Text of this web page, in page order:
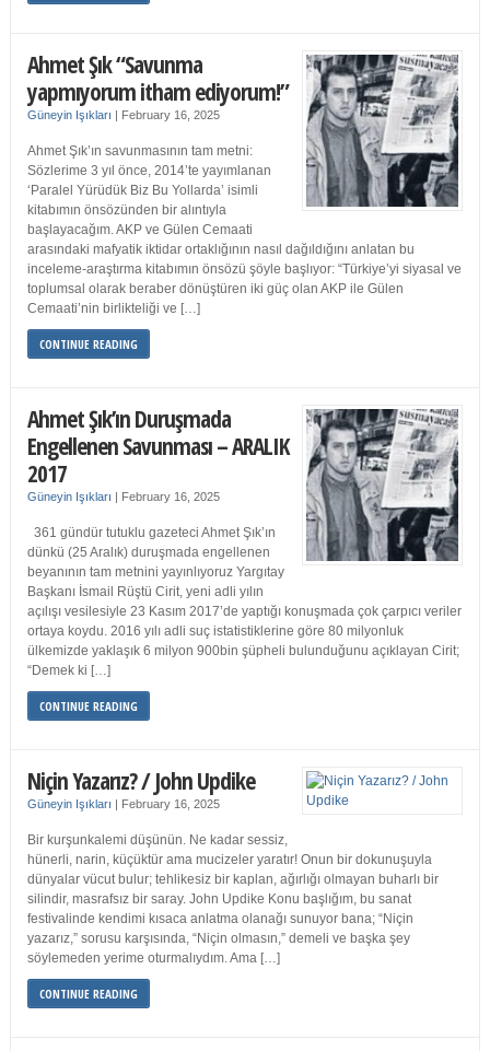
Ahmet Şık “Savunma
yapmıyorum itham ediyorum!”
Güneyin Işıkları | February 16, 2025
Ahmet Şık’ın savunmasının tam metni:
Sözlerime 3 yıl önce, 2014’te yayımlanan
‘Paralel Yürüdük Biz Bu Yollarda’ isimli
kitabımın önsözünden bir alıntıyla
başlayacağım. AKP ve Gülen Cemaati
arasındaki mafyatik iktidar ortaklığının nasıl dağıldığını anlatan bu
inceleme-araştırma kitabımın önsözü şöyle başlıyor: “Türkiye’yi siyasal ve
toplumsal olarak beraber dönüştüren iki güç olan AKP ile Gülen
Cemaati’nin birlikteliği ve […]
CONTINUE READING
Ahmet Şık’ın Duruşmada
Engellenen Savunması – ARALIK
2017
Güneyin Işıkları | February 16, 2025
361 gündür tutuklu gazeteci Ahmet Şık’ın
dünkü (25 Aralık) duruşmada engellenen
beyanının tam metnini yayınlıyoruz Yargıtay
Başkanı İsmail Rüştü Cirit, yeni adli yılın
açılışı vesilesiyle 23 Kasım 2017’de yaptığı konuşmada çok çarpıcı veriler
ortaya koydu. 2016 yılı adli suç istatistiklerine göre 80 milyonluk
ülkemizde yaklaşık 6 milyon 900bin şüpheli bulunduğunu açıklayan Cirit;
“Demek ki […]
CONTINUE READING
Niçin Yazarız? / John Updike
Güneyin Işıkları | February 16, 2025
Bir kurşunkalemi düşünün. Ne kadar sessiz,
hünerli, narin, küçüktür ama mucizeler yaratır! Onun bir dokunuşuyla
dünyalar vücut bulur; tehlikesiz bir kaplan, ağırlığı olmayan buharlı bir
silindir, masrafsız bir saray. John Updike Konu başlığım, bu sanat
festivalinde kendimi kısaca anlatma olanağı sunuyor bana; “Niçin
yazarız,” sorusu karşısında, “Niçin olmasın,” demeli ve başka şey
söylemeden yerime oturmalıydım. Ama […]
CONTINUE READING